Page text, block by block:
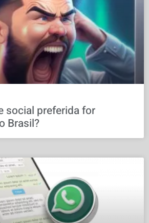
social preferida for
Brasil?